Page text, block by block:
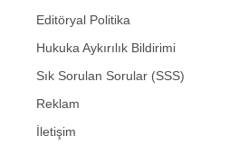
Editöryal Politika
Hukuka Aykırılık Bildirimi
Sık Sorulan Sorular (SSS)
Reklam
İletişim